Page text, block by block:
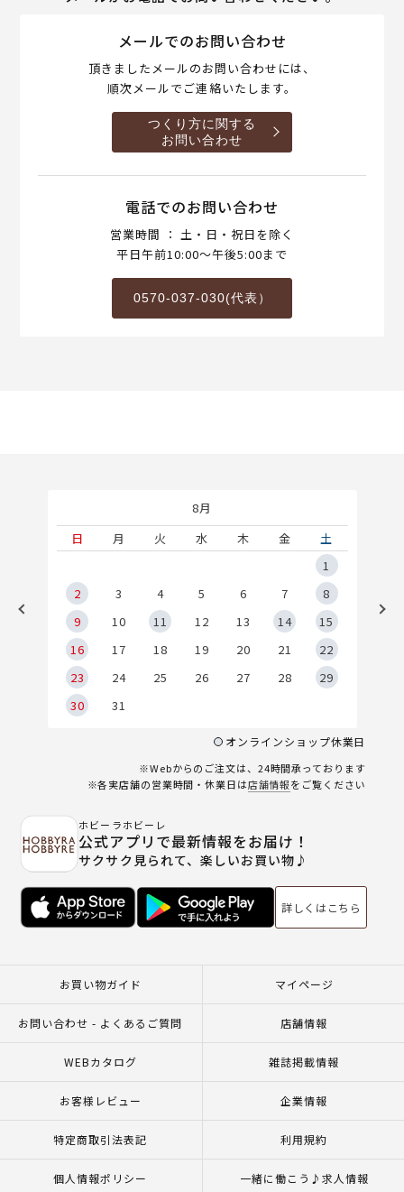
メールでのお問い合わせ
頂きましたメールのお問い合わせには、
順次メールでご連絡いたします。
つくり方に関する
お問い合わせ
電話でのお問い合わせ
営業時間 ： 土・日・祝日を除く
平日午前10:00～午後5:00まで
0570-037-030(代表）
8月
日
月 火 水 木 金
土
1
2
3 4 5 6 7
8
9
10 11 12 13 14
15
16
17 18 19 20 21
22
23
24 25 26 27 28
29
30
31
オンラインショップ休業日
※Webからのご注文は、24時間承っております
※各実店舗の営業時間・休業日は店舗情報をご覧ください
ホビーラホビーレ
公式アプリで最新情報をお届け！
サクサク見られて、楽しいお買い物♪
詳しくはこちら
お買い物ガイド マイページ
お問い合わせ - よくあるご質問 店舗情報
WEBカタログ 雑誌掲載情報
お客様レビュー 企業情報
特定商取引法表記 利用規約
個人情報ポリシー 一緒に働こう♪求人情報